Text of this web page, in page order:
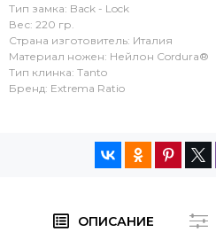
Тип замка: Back - Lock
Вес: 220 гр.
Страна изготовитель: Италия
Материал ножен: Нейлон Cordura®
Тип клинка: Tanto
Бренд: Extrema Ratio
ОПИСАНИЕ